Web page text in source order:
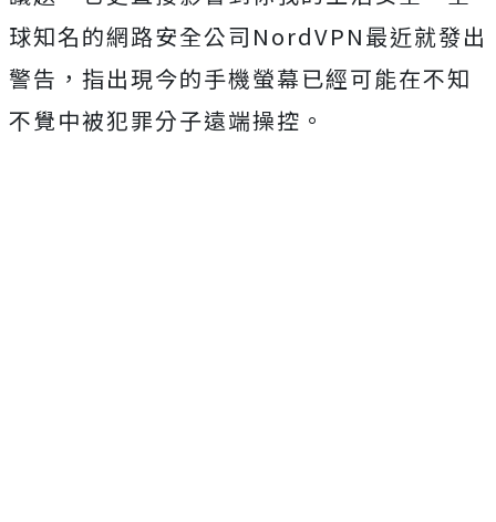
球知名的網路安全公司NordVPN最近就發出
警告，指出現今的手機螢幕已經可能在不知
不覺中被犯罪分子遠端操控。